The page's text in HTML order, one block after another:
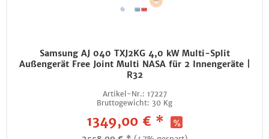
Samsung AJ 040 TXJ2KG 4,0 kW Multi-Split
Außengerät Free Joint Multi NASA für 2 Innengeräte |
R32
Artikel-Nr.: 17227
Bruttogewicht: 30 Kg
1349,00 € *